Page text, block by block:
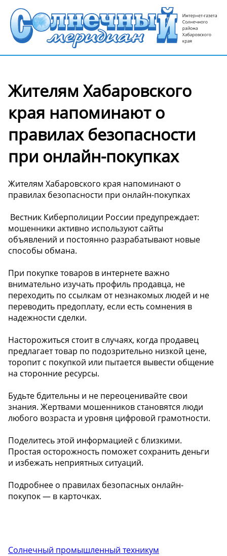
Жителям Хабаровского
края напоминают о
правилах безопасности
при онлайн-покупках
Жителям Хабаровского края напоминают о
правилах безопасности при онлайн-покупках
️ Вестник Киберполиции России предупреждает:
мошенники активно используют сайты
объявлений и постоянно разрабатывают новые
способы обмана.
При покупке товаров в интернете важно
внимательно изучать профиль продавца, не
переходить по ссылкам от незнакомых людей и не
переводить предоплату, если есть сомнения в
надежности сделки.
Насторожиться стоит в случаях, когда продавец
предлагает товар по подозрительно низкой цене,
торопит с покупкой или пытается вывести общение
на сторонние ресурсы.
Будьте бдительны и не переоценивайте свои
знания. Жертвами мошенников становятся люди
любого возраста и уровня цифровой грамотности.
Поделитесь этой информацией с близкими.
Простая осторожность поможет сохранить деньги
и избежать неприятных ситуаций.
Подробнее о правилах безопасных онлайн-
покупок — в карточках.
Солнечный промышленный техникум